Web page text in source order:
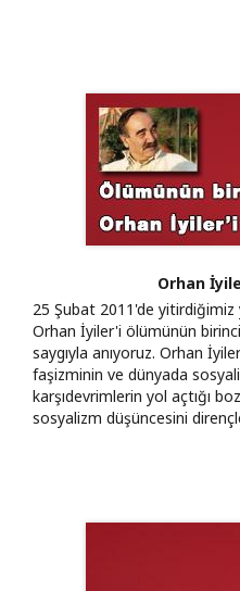
Orhan
25 Şubat 2011'de yitirdiğimiz
Orhan İyiler'i ölümünün
saygıyla anıyoruz. Orhan
faşizminin ve dünyada
karşıdevrimlerin yol açtığı
sosyalizm düşüncesini